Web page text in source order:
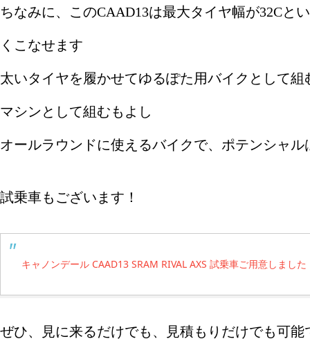
ちなみに、このCAAD13は最大タイヤ幅が32Cと
くこなせます
太いタイヤを履かせてゆるぽた用バイクとして
マシンとして組むもよし
オールラウンドに使えるバイクで、ポテンシャ
試乗車もございます！
キャノンデール CAAD13 SRAM RIVAL AXS 試乗車ご用意しました
ぜひ、見に来るだけでも、見積もりだけでも可能